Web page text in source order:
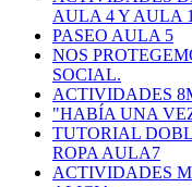
AULA 4 Y AULA
PASEO AULA 5
NOS
SOCIAL.
ACTIVIDADES
"HABÍA UNA
TUTORIAL
ROPA AULA7
ACTIVIDADES